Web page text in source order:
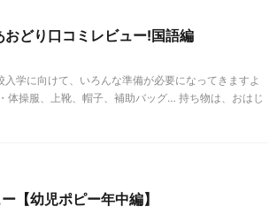
どり口コミレビュー!国語編
学に向けて、いろんな準備が必要になってきますよ
体操服、上靴、帽子、補助バッグ… 持ち物は、おはじ
【幼児ポピー年中編】